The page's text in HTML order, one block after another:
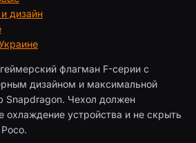
дизайн
флагман F-серии с
дизайном и максимальной
Snapdragon. Чехол должен
охлаждение устройства и не скрыть